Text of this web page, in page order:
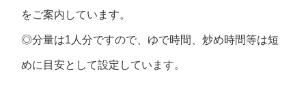
をご案内しています。
◎分量は1人分ですので、ゆで時間、炒め時間等は短
めに目安として設定しています。